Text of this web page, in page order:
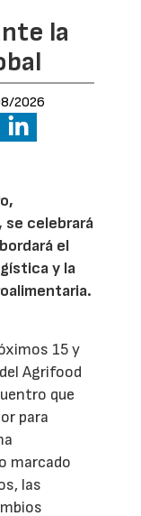
la
2026
se celebrará
el
y la
15 y
Agrifood
que
para
marcado
las